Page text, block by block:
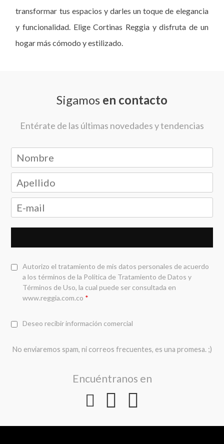
transformar tus espacios y darles un toque de elegancia
y funcionalidad. Elige Cortinas Reggia y disfruta de un
hogar más cómodo y estilizado.
Sigamos en contacto
Entérate de las últimas novedades y tendencias
Autorizo el tratamiento de mis datos personales de acuerdo
a los términos de la Política de Tratamiento de Datos y
Términos de Uso, la cual puede ser consultada en
www.reggia.com.co *
Deseo recibir información comercial
No enviaremos spam, ni correos frecuentes, es una promesa. ;)
Encuéntranos en